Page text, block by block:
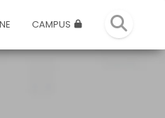
CAMPUS